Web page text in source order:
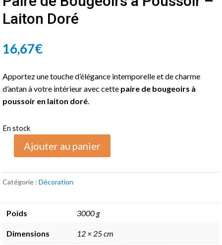
Laiton Doré
16,67€
Apportez une touche d’élégance intemporelle et de charme
d’antan à votre intérieur avec cette paire de bougeoirs à
poussoir en laiton doré.
En stock
quantité
Bougeoirs
Poussoir
Ajouter au panier
Catégorie : Décoration
Poids 3000 g
Dimensions 12 × 25 cm